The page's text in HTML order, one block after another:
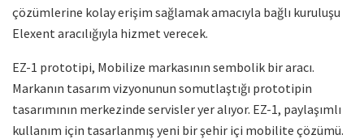
çözümlerine kolay erişim sağlamak amacıyla bağlı kuruluşu
Elexent aracılığıyla hizmet verecek.
EZ-1 prototipi, Mobilize markasının sembolik bir aracı.
Markanın tasarım vizyonunun somutlaştığı prototipin
tasarımının merkezinde servisler yer alıyor. EZ-1, paylaşımlı
kullanım için tasarlanmış yeni bir şehir içi mobilite çözümü.